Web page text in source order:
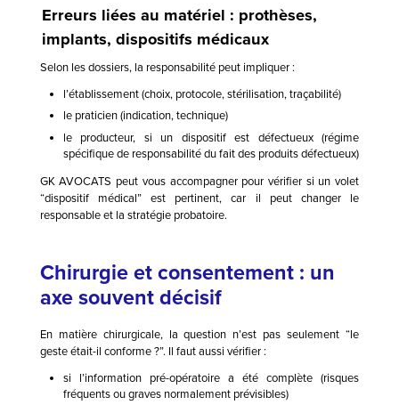
Erreurs liées au matériel : prothèses,
implants, dispositifs médicaux
Selon les dossiers, la responsabilité peut impliquer :
l’établissement (choix, protocole, stérilisation, traçabilité)
le praticien (indication, technique)
le producteur, si un dispositif est défectueux (régime
spécifique de responsabilité du fait des produits défectueux)
GK AVOCATS peut vous accompagner pour vérifier si un volet
“dispositif médical” est pertinent, car il peut changer le
responsable et la stratégie probatoire.
Chirurgie et consentement : un
axe souvent décisif
En matière chirurgicale, la question n’est pas seulement “le
geste était-il conforme ?”. Il faut aussi vérifier :
si l’information pré-opératoire a été complète (risques
fréquents ou graves normalement prévisibles)